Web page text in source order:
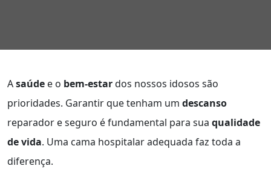
Asaúde e o bem-estardos nossos idosos são
prioridades. Garantir que tenham um descanso
reparador e seguro é fundamental para sua qualidade
de vida. Uma cama hospitalar adequada faz toda a
diferença.